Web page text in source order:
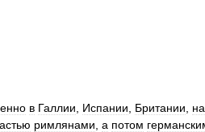
в Галлии Испании Британии
римлянами а потом